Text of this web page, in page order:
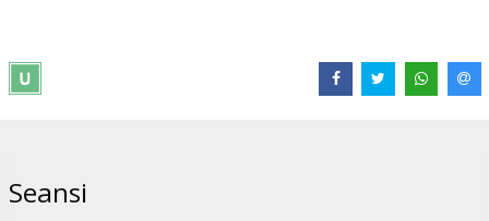
Izplatītājs:
Seansi